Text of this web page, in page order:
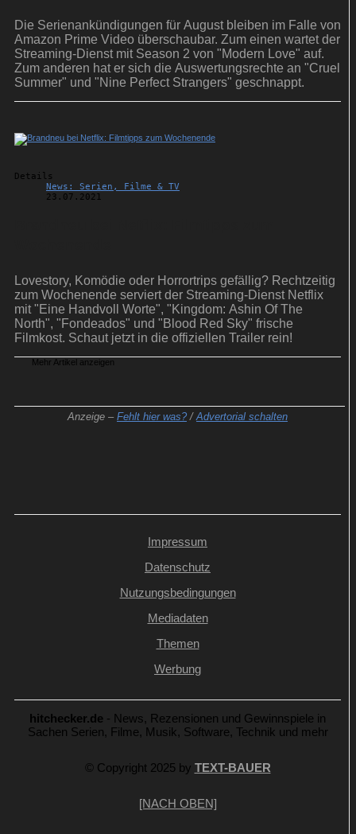
Die Serienankündigungen für August bleiben im Falle von
Amazon Prime Video überschaubar. Zum einen wartet der
Streaming-Dienst mit Season 2 von "Modern Love" auf.
Zum anderen hat er sich die Auswertungsrechte an "Cruel
Summer" und "Nine Perfect Strangers" geschnappt.
Details
News: Serien, Filme & TV
23.07.2021
Lovestory, Komödie oder Horrortrips gefällig? Rechtzeitig
zum Wochenende serviert der Streaming-Dienst Netflix
mit "Eine Handvoll Worte", "Kingdom: Ashin Of The
North", "Fondeados" und "Blood Red Sky" frische
Filmkost. Schaut jetzt in die offiziellen Trailer rein!
Mehr Artikel anzeigen
Anzeige – Fehlt hier was? / Advertorial schalten
Impressum
Datenschutz
Nutzungsbedingungen
Mediadaten
Themen
Werbung
hitchecker.de - News, Rezensionen und Gewinnspiele in
Sachen Serien, Filme, Musik, Software, Technik und mehr
© Copyright 2025 by TEXT-BAUER
[NACH OBEN]